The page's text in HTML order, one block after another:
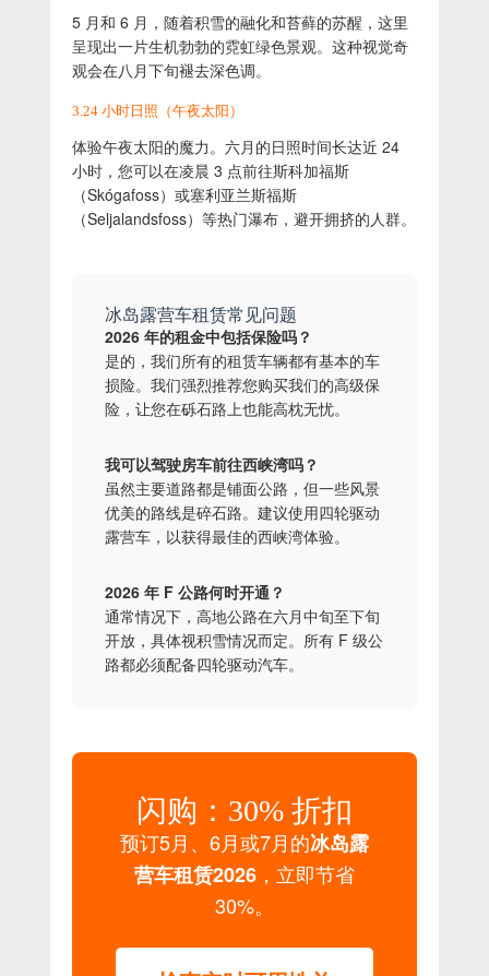
5 月和 6 月，随着积雪的融化和苔藓的苏醒，这里
呈现出一片生机勃勃的霓虹绿色景观。这种视觉奇
观会在八月下旬褪去深色调。
3.24 小时日照（午夜太阳）
体验午夜太阳的魔力。六月的日照时间长达近 24
小时，您可以在凌晨 3 点前往斯科加福斯
（Skógafoss）或塞利亚兰斯福斯
（Seljalandsfoss）等热门瀑布，避开拥挤的人群。
冰岛露营车租赁常见问题
2026 年的租金中包括保险吗？
是的，我们所有的租赁车辆都有基本的车
损险。我们强烈推荐您购买我们的高级保
险，让您在砾石路上也能高枕无忧。
我可以驾驶房车前往西峡湾吗？
虽然主要道路都是铺面公路，但一些风景
优美的路线是碎石路。建议使用四轮驱动
露营车，以获得最佳的西峡湾体验。
2026 年 F 公路何时开通？
通常情况下，高地公路在六月中旬至下旬
开放，具体视积雪情况而定。所有 F 级公
路都必须配备四轮驱动汽车。
闪购：30% 折扣
预订5月、6月或7月的冰岛露
营车租赁2026，立即节省
30%。